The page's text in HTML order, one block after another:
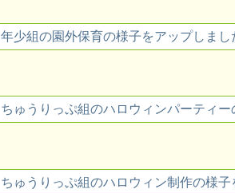
年少組の園外保育の様子をアップしまし
ちゅうりっぷ組のハロウィンパーティー
ちゅうりっぷ組のハロウィン制作の様子